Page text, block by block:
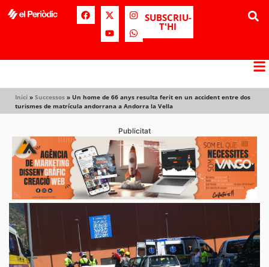
SUBSCRIU-
T'HI
Inici » Successos » Un home de 66 anys resulta ferit en un accident entre dos
turismes de matrícula andorrana a Andorra la Vella
Publicitat